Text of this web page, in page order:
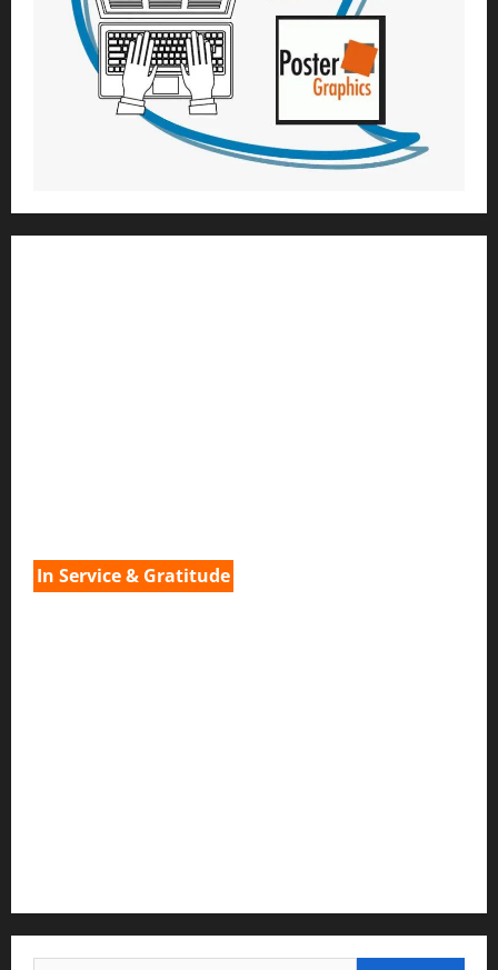
In Service & Gratitude